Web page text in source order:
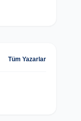
Tüm Yazarlar